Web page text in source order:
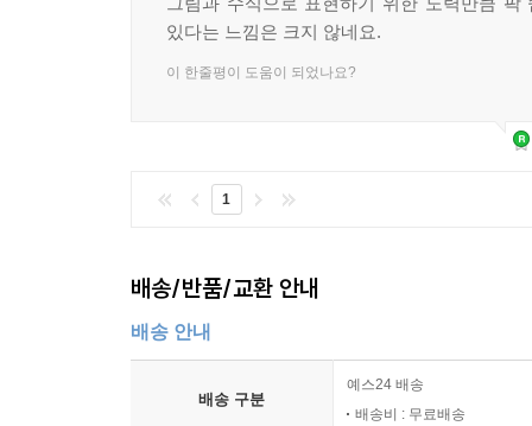
있다는 느낌은 크지 않네요.
이 한줄평이 도움이 되었나요?
1
배송/반품/교환 안내
배송 안내
배송 구분
예스24 배송
배송비 : 무료배송